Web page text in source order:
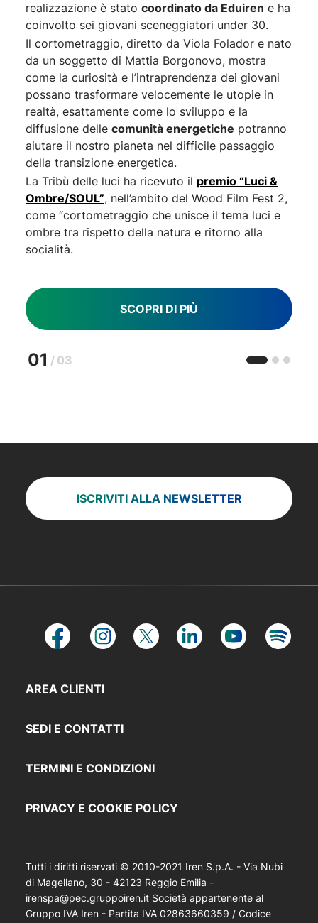
realizzazione è stato coordinato da Eduiren e ha
coinvolto sei giovani sceneggiatori under 30.
Il cortometraggio, diretto da Viola Folador e nato
da un soggetto di Mattia Borgonovo, mostra
come la curiosità e l’intraprendenza dei giovani
possano trasformare velocemente le utopie in
realtà, esattamente come lo sviluppo e la
diffusione delle comunità energetiche potranno
aiutare il nostro pianeta nel difficile passaggio
della transizione energetica.
La Tribù delle luci ha ricevuto il premio “Luci &
Ombre/SOUL”, nell’ambito del Wood Film Fest 2,
come “cortometraggio che unisce il tema luci e
ombre tra rispetto della natura e ritorno alla
socialità.
SCOPRI DI PIÙ
Argenzio il cortometraggio è la seconda
produzione video frutto della collaborazione tra
Giffonie ilGruppo Iren.
SCOPRI DI PIÙ
01 / 03
ISCRIVITI ALLA NEWSLETTER
AREA CLIENTI
SEDI E CONTATTI
TERMINI E CONDIZIONI
PRIVACY E COOKIE POLICY
Tutti i diritti riservati © 2010-2021 Iren S.p.A. - Via Nubi
di Magellano, 30 - 42123 Reggio Emilia -
irenspa@pec.gruppoiren.it Società appartenente al
Gruppo IVA Iren - Partita IVA 02863660359 / Codice